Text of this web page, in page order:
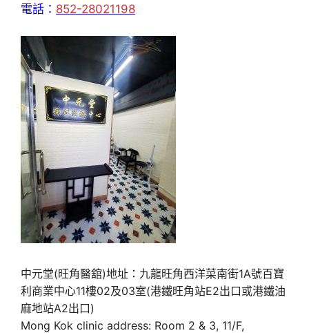
電話： 852-28021198
中元堂(旺角醫舘)地址：九龍旺角西洋菜南街1A號百寶
利商業中心11樓02及03室(港鐵旺角站E2出口或港鐵油
麻地站A2出口)
Mong Kok clinic address: Room 2 & 3, 11/F,